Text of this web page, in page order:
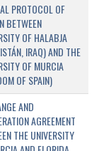
PROTOCOL OF
BETWEEN
OF HALABJA
IRAQ) AND THE
OF MURCIA
OF SPAIN)
AND
AGREEMENT
THE UNIVERSITY